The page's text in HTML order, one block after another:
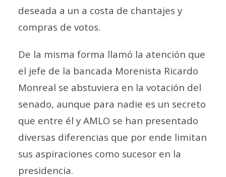
deseada a un a costa de chantajes y
compras de votos.
De la misma forma llamó la atención que
el jefe de la bancada Morenista Ricardo
Monreal se abstuviera en la votación del
senado, aunque para nadie es un secreto
que entre él y AMLO se han presentado
diversas diferencias que por ende limitan
sus aspiraciones como sucesor en la
presidencia.